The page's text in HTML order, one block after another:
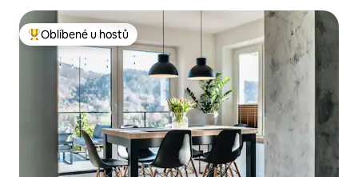
Nejlepší v kategorii Oblíbené u hostů
Oblíbené u hostů